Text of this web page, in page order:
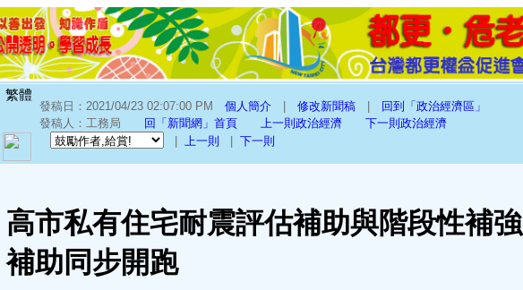
繁體
發稿日：2021/04/23 02:07:00 PM 個人簡介| 修改新聞稿|
回到「政治經濟區」
發稿人：工務局
回「新聞網」首頁 上一則政治經濟
下一則政治經濟
上一則 下一則
高市私有住宅耐震評估補助與階段性補強
補助同步開跑